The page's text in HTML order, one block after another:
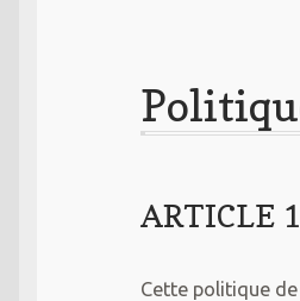
ARTICLE
Cette politique